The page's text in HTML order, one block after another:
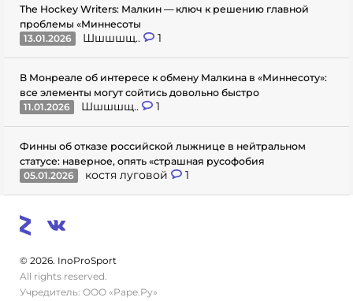
The Hockey Writers: Малкин — ключ к решению главной
проблемы «Миннесоты
13.01.2026
Шшшшщ.. 1
В Монреале об интересе к обмену Малкина в «Миннесоту»:
все элементы могут сойтись довольно быстро
11.01.2026
Шшшшщ.. 1
Финны об отказе российской лыжнице в нейтральном
статусе: наверное, опять «страшная русофобия
05.01.2026
костя луговой 1
© 2026. InoProSport
All rights reserved.
Учредитель: ООО «Раре.Ру»